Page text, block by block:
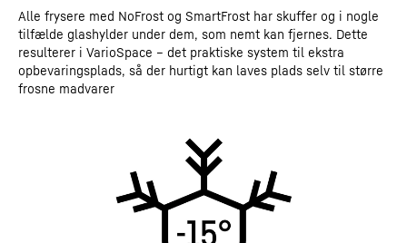
Alle frysere med NoFrost og SmartFrost har skuffer og i nogle
tilfælde glashylder under dem, som nemt kan fjernes. Dette
resulterer i VarioSpace – det praktiske system til ekstra
opbevaringsplads, så der hurtigt kan laves plads selv til større
frosne madvarer